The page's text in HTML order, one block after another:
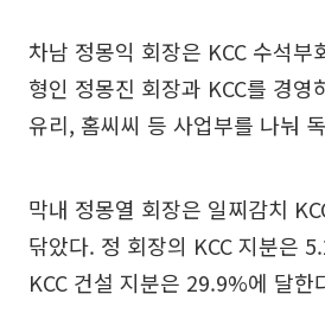
차남 정몽익 회장은 KCC 수석부
형인 정몽진 회장과 KCC를 경영
유리, 홈씨씨 등 사업부를 나눠
막내 정몽열 회장은 일찌감치
닦았다. 정 회장의 KCC 지분은
KCC 건설 지분은 29.9%에 달한